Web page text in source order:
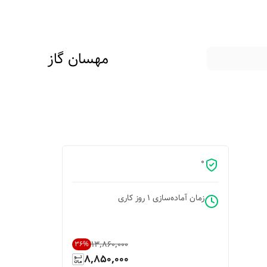
مهسان گاز
0
زمان آماده‌سازی 1 روز کاری
۱۳٬۸۶۰٬۰۰۰ 36%
8,850,000